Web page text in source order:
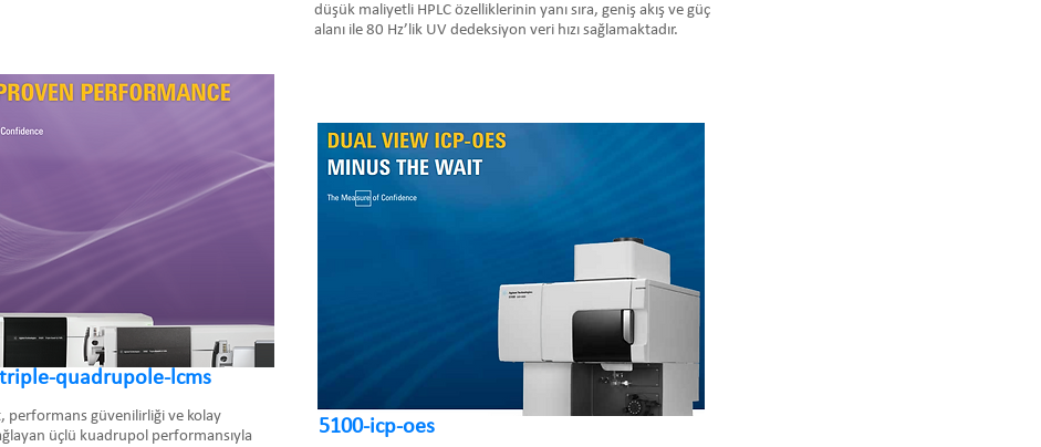
quadrupole-lcms
performans güvenilirliği ve kolay
üçlü kuadrupol performansıyla
düşük maliyetli HPLC özelliklerinin yanı sıra, geniş akış ve güç
alanı ile 80 Hz’lik UV dedeksiyon veri hızı sağlamaktadır.
5100-icp-oes